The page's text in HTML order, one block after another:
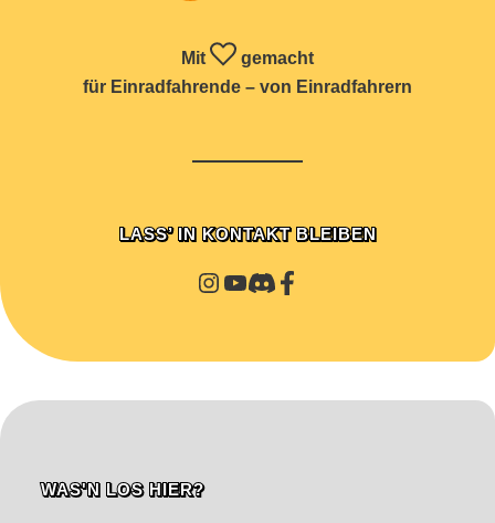
Mit
gemacht
für Einradfahrende – von Einradfahrern
LASS’ IN KONTAKT BLEIBEN
WAS'N LOS HIER?